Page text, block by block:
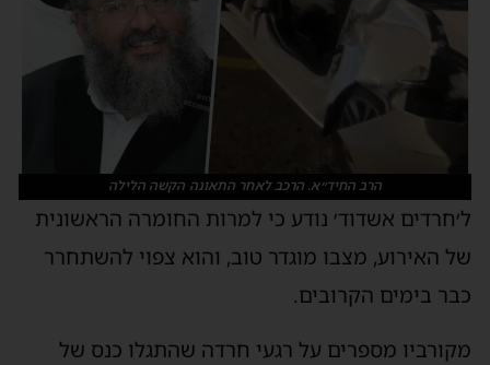
הרב החיד״א. הרכב לאחר התאונה הקשה הלילה
ל׳חרדים אשדוד׳ נודע כי למרות החומרה הראשונית
של האירוע, מצבו מוגדר טוב, והוא צפוי להשתחרר
כבר בימים הקרובים.
מקורביו מספרים על רגעי חרדה שהתגלו כנס של